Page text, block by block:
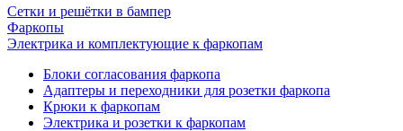
Сетки и решётки в бампер
Фаркопы
Электрика и комплектующие к фаркопам
Блоки согласования фаркопа
Адаптеры и переходники для розетки фаркопа
Крюки к фаркопам
Электрика и розетки к фаркопам